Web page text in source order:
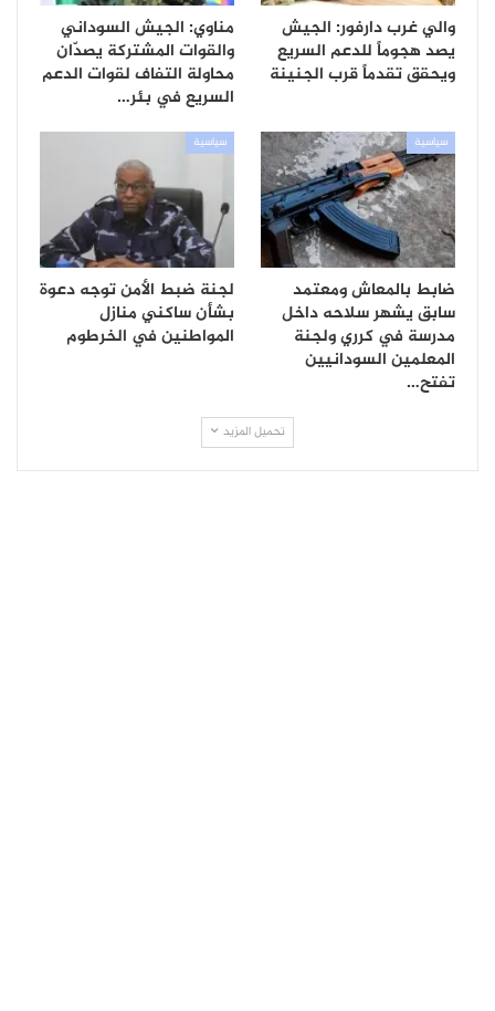
والي غرب دارفور: الجيش
يصد هجوماً للدعم السريع
ويحقق تقدماً قرب الجنينة
مناوي: الجيش السوداني
والقوات المشتركة يصدّان
محاولة التفاف لقوات الدعم
السريع في بئر…
سياسية
ضابط بالمعاش ومعتمد
سابق يشهر سلاحه داخل
مدرسة في كرري ولجنة
المعلمين السودانيين
تفتح…
سياسية
لجنة ضبط الأمن توجه دعوة
بشأن ساكني منازل
المواطنين في الخرطوم
تحميل المزيد